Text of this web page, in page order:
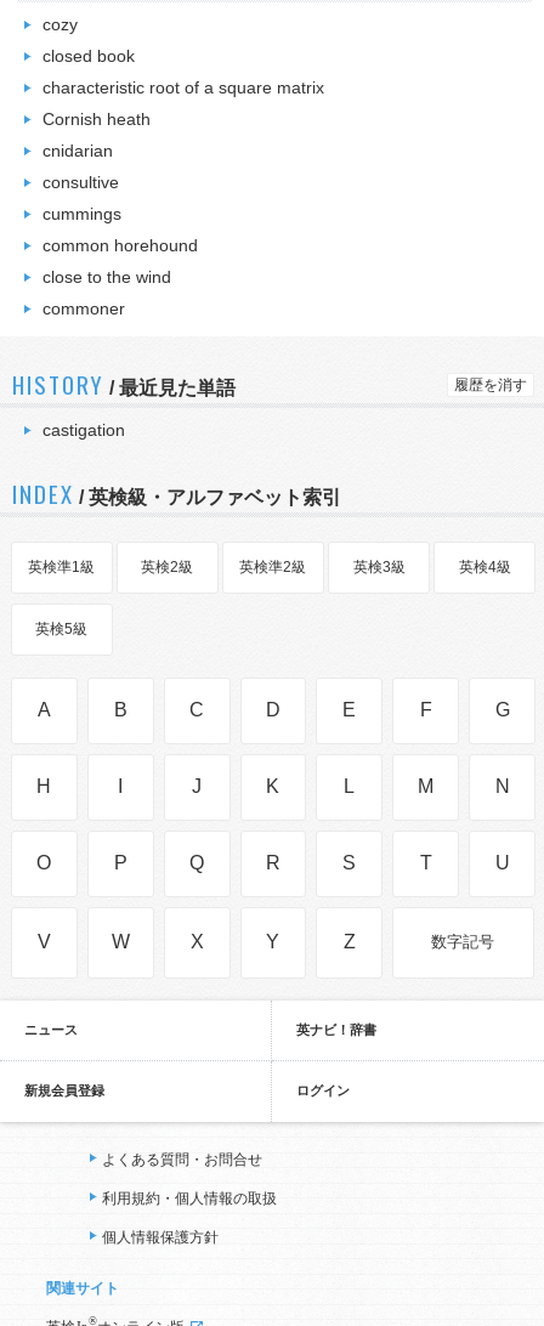
cozy
closed book
characteristic root of a square matrix
Cornish heath
cnidarian
consultive
cummings
common horehound
close to the wind
commoner
HISTORY /最近見た単語 履歴を消す
castigation
INDEX / 英検級・アルファベット索引
英検準1級 英検2級 英検準2級 英検3級 英検4級
英検5級
A B C D E F G
H J K L M N
O P Q R S T U
V W X Y Z 数字記号
ニュース 英ナビ！辞書
新規会員登録 ログイン
よくある質問・お問合せ
利用規約・個人情報の取扱
個人情報保護方針
関連サイト
®